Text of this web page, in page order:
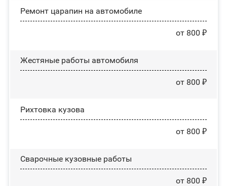
Ремонт царапин на автомобиле
от 800 ₽
Жестяные работы автомобиля
от 800 ₽
Рихтовка кузова
от 800 ₽
Сварочные кузовные работы
от 800 ₽